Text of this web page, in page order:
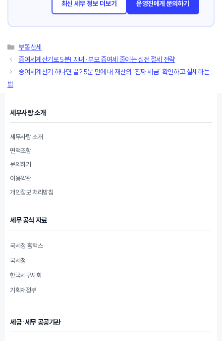
최신 세무 정보 더보기 운영진에게 문의하기
카
테
리
부동산세
증여세계산기로 5분! 자녀·부모 증여세 줄이는 실전 절세 전략
증여세계산기 하나면 끝? 5분 만에 내 재산의 ‘진짜 세금’ 확인하고 절세하는
법
세무사랑 소개
세무사랑 소개
면책조항
문의하기
이용약관
개인정보 처리방침
세무 공식 자료
국세청 홈택스
국세청
한국세무사회
기획재정부
세금·세무 공공기관